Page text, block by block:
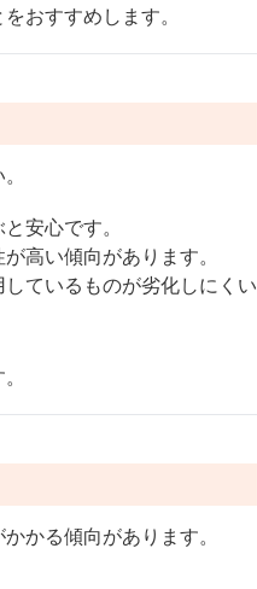
おすすめします。
安心です。
高い傾向があります。
ているものが劣化しにくい
かる傾向があります。